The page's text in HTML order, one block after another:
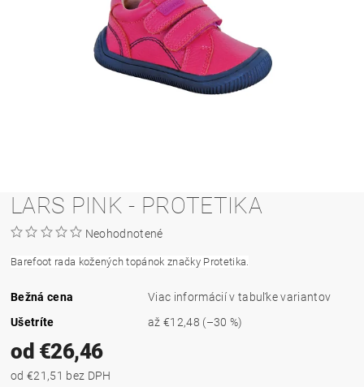
LARS PINK - PROTETIKA
Neohodnotené
Barefoot rada kožených topánok značky Protetika.
Bežná cena
Viac informácií v tabuľke variantov
Ušetríte
až€12,48 (–30 %)
od €26,46
od €21,51 bez DPH